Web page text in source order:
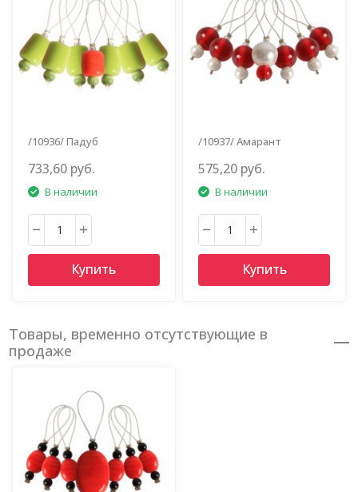
/10936/ Падуб
733,60 руб.
В наличии
Купить
/10937/ Амарант
575,20 руб.
В наличии
Купить
Товары, временно отсутствующие в
продаже